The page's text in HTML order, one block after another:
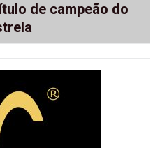
de campeão do